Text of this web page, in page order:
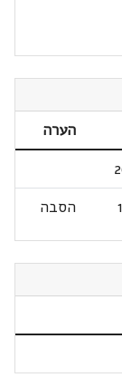
הערה
הסבה